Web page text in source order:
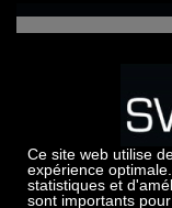
École de